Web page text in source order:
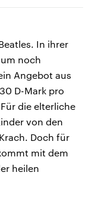
In ihrer
noch
Angebot aus
D-Mark pro
die elterliche
von den
Doch für
mit dem
heilen